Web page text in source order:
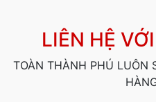
LIÊN HỆ
TOÀN THÀNH PHÚ LUÔN